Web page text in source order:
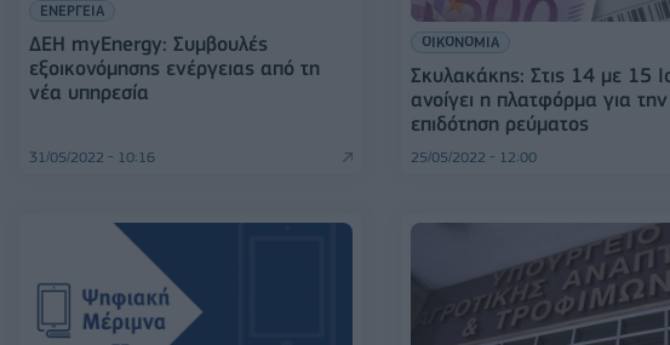
ΕΝΕΡΓΕΙΑ
ΔΕΗ myEnergy: Συμβουλές
εξοικονόμησης ενέργειας από τη
νέα υπηρεσία
31/05/2022 - 10:16
ΟΙΚΟΝΟΜΙΑ
Σκυλακάκης: Στις 14 με 15
ανοίγει η πλατφόρμα για την
επιδότηση ρεύματος
25/05/2022 - 12:00